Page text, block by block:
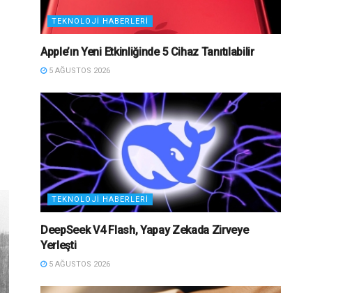
TEKNOLOJI HABERLERI
Apple’ın Yeni Etkinliğinde 5 Cihaz Tanıtılabilir
5 AĞUSTOS 2026
TEKNOLOJI HABERLERI
DeepSeek V4 Flash, Yapay Zekada Zirveye
Yerleşti
5 AĞUSTOS 2026